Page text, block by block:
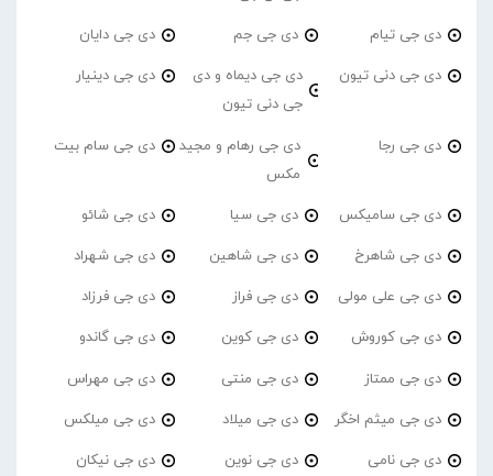
دی جی تیام دی جی جم دی جی دایان
دی جی دنی تیون
دی جی دیماه و دی
جی دنی تیون
دی جی دینیار
دی جی رجا
دی جی رهام و مجید
مکس
دی جی سام بیت
دی جی سامیکس دی جی سیا دی جی شائو
دی جی شاهرخ دی جی شاهین دی جی شهراد
دی جی علی مولی دی جی فراز دی جی فرزاد
دی جی کوروش دی جی کوین دی جی گاندو
دی جی ممتاز دی جی منتی دی جی مهراس
دی جی میثم اخگر دی جی میلاد دی جی میلکس
دی جی نامی دی جی نوین دی جی نیکان